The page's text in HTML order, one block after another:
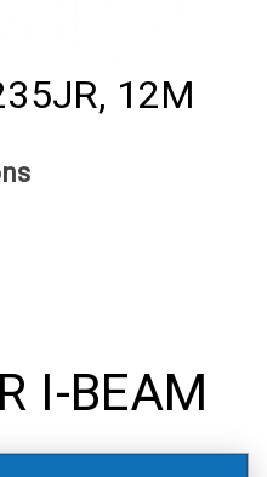
12M
I-BEAM